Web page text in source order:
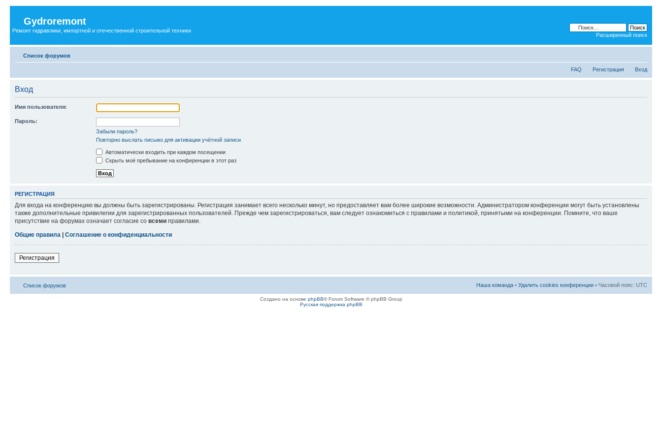
Gydroremont
Ремонт гидравлики, импортной и отечественной строительной техники
Расширенный поиск
Список форумов
FAQ Регистрация Вход
Вход
Имя пользователя:
Пароль:
Забыли пароль?
Повторно выслать письмо для активации учётной записи
Автоматически входить при каждом посещении
Скрыть моё пребывание на конференции в этот раз
РЕГИСТРАЦИЯ
Для входа на конференцию вы должны быть зарегистрированы. Регистрация занимает всего несколько минут, но предоставляет вам более широкие возможности. Администратором конференции могут быть установлены
также дополнительные привилегии для зарегистрированных пользователей. Прежде чем зарегистрироваться, вам следует ознакомиться с правилами и политикой, принятыми на конференции. Помните, что ваше
присутствие на форумах означает согласие со всеми правилами.
Общие правила
Соглашение о конфиденциальности
Регистрация
Список форумов Наша команда • Удалить cookies конференции • Часовой пояс: UTC
Создано на основе phpBB® Forum Software © phpBB Group
Русская поддержка phpBB